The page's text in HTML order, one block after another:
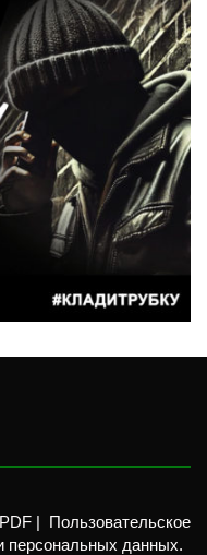
PDF |
Пользовательское
персональных данных.